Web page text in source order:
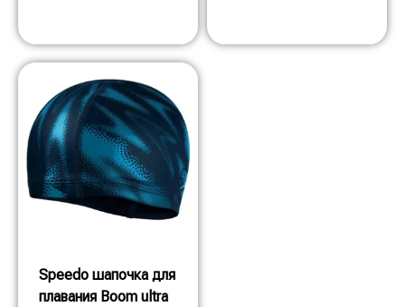
Speedo шапочка для
плавания Boom ultra